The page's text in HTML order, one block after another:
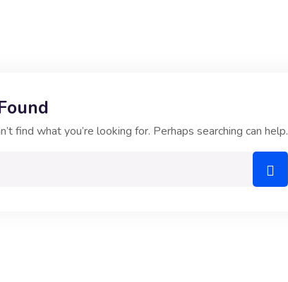
find what you’re looking for. Perhaps searching can help.